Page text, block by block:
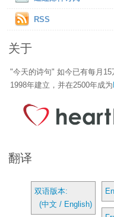
RSS
关于
"今天的诗句" 如今已有每月
1998年建立，并在2500年成为
翻译
双语版本:
(中文 / English)